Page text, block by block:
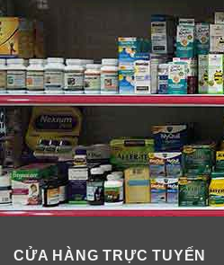
Không có gì là nhân tạo!
đường, không chứa hormone.
✓Phù hợp với chế độ ăn kosher.
✓ Made in USA.
CỬA HÀNG TRỰC TUYẾN